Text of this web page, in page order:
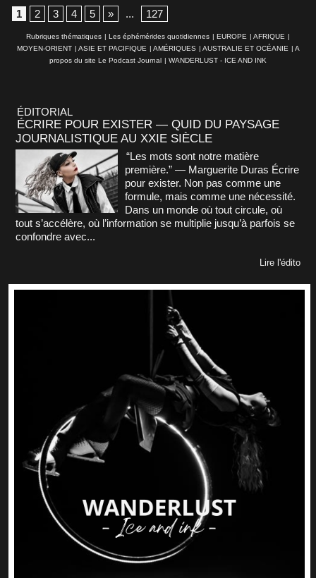
1
2 3 4 5 » ... 127
Rubriques thématiques | Les éphémérides quotidiennes | EUROPE | AFRIQUE |
MOYEN-ORIENT | ASIE ET PACIFIQUE | AMÉRIQUES | AUSTRALIE ET OCÉANIE | A
propos du site Le Podcast Journal | WANDERLUST - ICE AND INK
ÉDITORIAL
ÉCRIRE POUR EXISTER — QUID DU PAYSAGE
JOURNALISTIQUE AU XXIE SIÈCLE
“Les mots sont notre matière
première.” — Marguerite Duras Écrire
pour exister. Non pas comme une
formule, mais comme une nécessité.
Dans un monde où tout circule, où
tout s’accélère, où l’information se multiplie jusqu’à parfois se
confondre avec...
Lire l'édito